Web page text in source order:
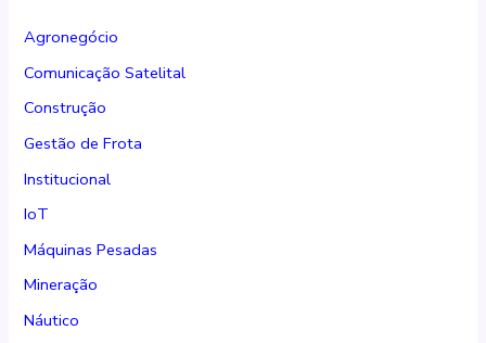
Agronegócio
Comunicação Satelital
Construção
Gestão de Frota
Institucional
IoT
Máquinas Pesadas
Mineração
Náutico